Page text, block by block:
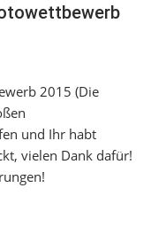
2015 (Die
und Ihr habt
vielen Dank dafür!